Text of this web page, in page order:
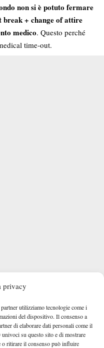
privacy
utilizziamo tecnologie come i
del dispositivo. Il consenso a
di elaborare dati personali come il
su questo sito e di mostrare
o ritirare il consenso può influire
non si è potuto fermare
break + change of attire
medico. Questo perché
time-out.
Sinner può chiedere un
si può facilmente ottenere
ha diritto a un 1 medical
medica trattabile. Non
“per match”, ma il